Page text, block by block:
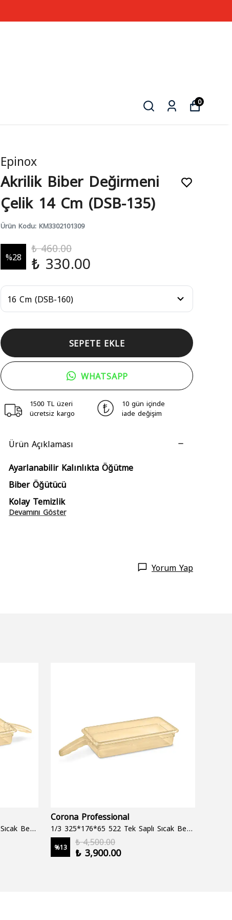
0
Epinox
Akrilik Biber Değirmeni
Çelik 14 Cm (DSB-135)
Ürün Kodu: KM3302101309
%28
₺ 460.00
₺ 330.00
SEPETE EKLE
WHATSAPP
1500 TL üzeri
ücretsiz kargo
10 gün içinde
iade değişim
Ürün Açıklaması
Ayarlanabilir Kalınlıkta Öğütme
Biber Öğütücü
Kolay Temizlik
Devamını Göster
Yorum Yap
1/3 325*176*65 522 Çift Saplı Sıcak Bekletme Tepsisi
Corona Professional
1/3 325*176*65 522 Tek Saplı Sıcak Bekletme Tepsisi
%13
₺ 4,500.00
₺ 3,900.00